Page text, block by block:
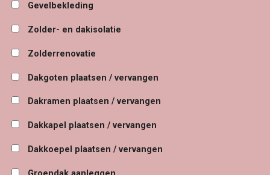
Gevelbekleding
Zolder- en dakisolatie
Zolderrenovatie
Dakgoten plaatsen / vervangen
Dakramen plaatsen / vervangen
Dakkapel plaatsen / vervangen
Dakkoepel plaatsen / vervangen